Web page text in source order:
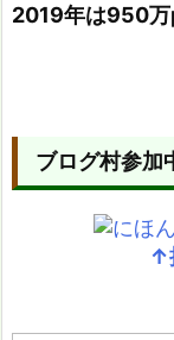
2019年は950万
ブログ村参加
↑